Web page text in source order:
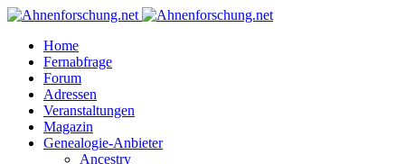
Home
Fernabfrage
Forum
Adressen
Veranstaltungen
Magazin
Genealogie-Anbieter
Ancestry